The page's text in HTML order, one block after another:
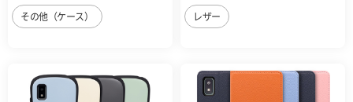
その他（ケース） レザー